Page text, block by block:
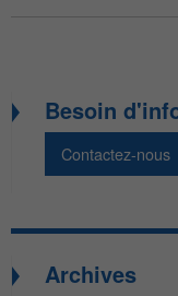
Besoin
Contactez-nous
Archives